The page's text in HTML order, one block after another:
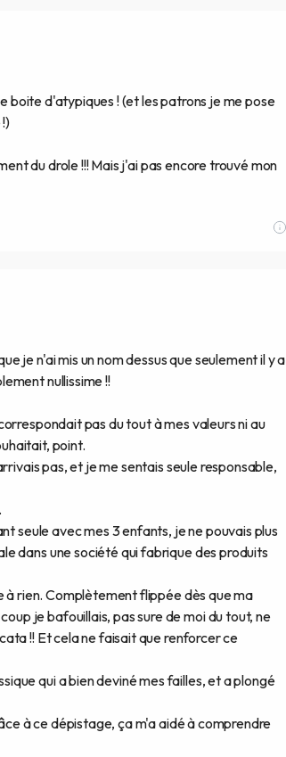
boite d'atypiques ! (et les patrons je me pose
du drole !!! Mais j'ai pas encore trouvé mon
je n'ai mis un nom dessus que seulement il y a
nullissime !!
pas du tout à mes valeurs ni au
point.
pas, et je me sentais seule responsable,
seule avec mes 3 enfants, je ne pouvais plus
dans une société qui fabrique des produits
rien. Complètement flippée dès que ma
je bafouillais, pas sure de moi du tout, ne
!! Et cela ne faisait que renforcer ce
qui a bien deviné mes failles, et a plongé
à ce dépistage, ça m'a aidé à comprendre